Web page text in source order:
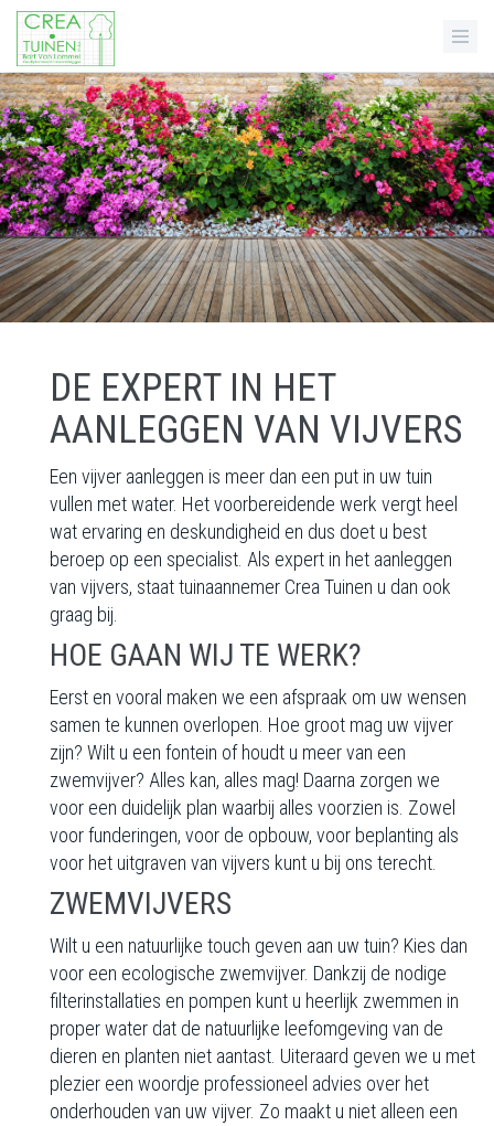
DE EXPERT IN HET
AANLEGGEN VAN VIJVERS
Een vijver aanleggen is meer dan een put in uw tuin
vullen met water. Het voorbereidende werk vergt heel
wat ervaring en deskundigheid en dus doet u best
beroep op een specialist. Als expert in het aanleggen
van vijvers, staat tuinaannemer Crea Tuinen u dan ook
graag bij.
HOE GAAN WIJ TE WERK?
Eerst en vooral maken we een afspraak om uw wensen
samen te kunnen overlopen. Hoe groot mag uw vijver
zijn? Wilt u een fontein of houdt u meer van een
zwemvijver? Alles kan, alles mag! Daarna zorgen we
voor een duidelijk plan waarbij alles voorzien is. Zowel
voor funderingen, voor de opbouw, voor beplanting als
voor het uitgraven van vijvers kunt u bij ons terecht.
ZWEMVIJVERS
Wilt u een natuurlijke touch geven aan uw tuin? Kies dan
voor een ecologische zwemvijver. Dankzij de nodige
filterinstallaties en pompen kunt u heerlijk zwemmen in
proper water dat de natuurlijke leefomgeving van de
dieren en planten niet aantast. Uiteraard geven we u met
plezier een woordje professioneel advies over het
onderhouden van uw vijver. Zo maakt u niet alleen een